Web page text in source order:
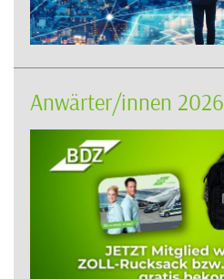
Anwärter/innen 2026